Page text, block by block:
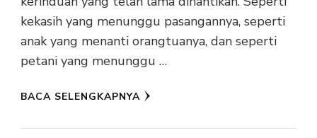
kekasih yang menunggu pasangannya, seperti
anak yang menanti orangtuanya, dan seperti
petani yang menunggu …
BACA SELENGKAPNYA